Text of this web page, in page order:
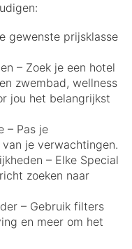
gewenste prijsklasse
– Zoek je een hotel
zwembad, wellness
jou het belangrijkst
– Pas je
je verwachtingen.
– Elke Special
zoeken naar
– Gebruik filters
en meer om het